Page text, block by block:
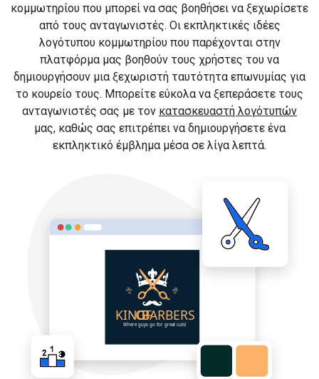
κομμωτηρίου που μπορεί να σας βοηθήσει να ξεχωρίσετε
από τους ανταγωνιστές. Οι εκπληκτικές ιδέες
λογότυπου κομμωτηρίου που παρέχονται στην
πλατφόρμα μας βοηθούν τους χρήστες του να
δημιουργήσουν μια ξεχωριστή ταυτότητα επωνυμίας για
το κουρείο τους. Μπορείτε εύκολα να ξεπεράσετε τους
ανταγωνιστές σας με τον κατασκευαστή λογότυπών
μας, καθώς σας επιτρέπει να δημιουργήσετε ένα
εκπληκτικό έμβλημα μέσα σε λίγα λεπτά.